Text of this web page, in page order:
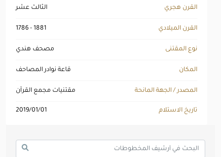
الثالث عشر القرن هجري
1786 - 1881 القرن الميلادي
مصحف هندي نوع المقتنى
قاعة نوادر المصاحف المكان
مقتنيات مجمع القرآن المصدر / الجهة المانحة
2019/01/01 تاريخ الاستلام